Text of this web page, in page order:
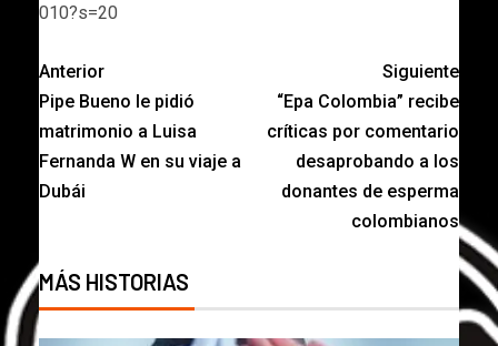
010?s=20
Anterior
Pipe Bueno le pidió
matrimonio a Luisa
Fernanda W en su viaje a
Dubái
Siguiente
“Epa Colombia” recibe
críticas por comentario
desaprobando a los
donantes de esperma
colombianos
MÁS HISTORIAS